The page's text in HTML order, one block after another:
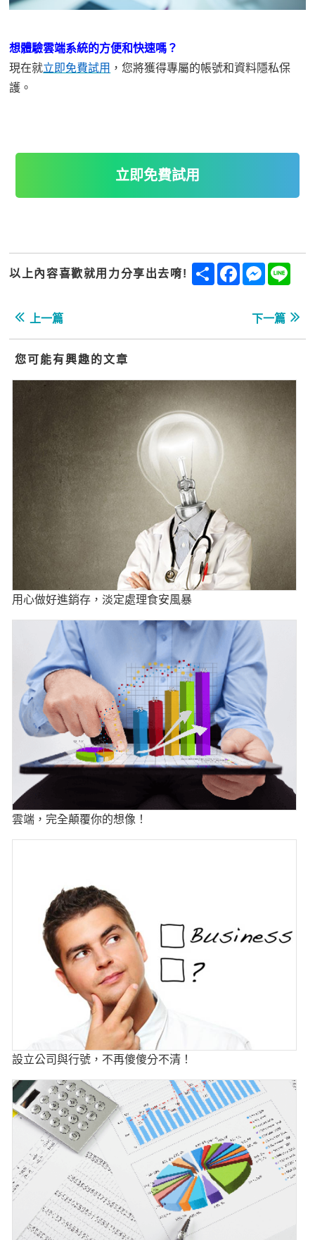
想體驗雲端系統的方便和快速嗎？
現在就立即免費試用 ，您將獲得專屬的帳號和資料隱私保
護。
立即免費試用
以上內容喜歡就用力分享出去唷! ShareFacebook
上一篇 下一篇
您可能有興趣的文章
用心做好進銷存，淡定處理食安風暴
雲端，完全顛覆你的想像！
設立公司與行號，不再傻傻分不清！